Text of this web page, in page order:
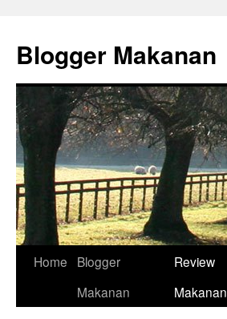
content
Blogger Makanan
Home
Blogger
Makanan
Review
Makanan